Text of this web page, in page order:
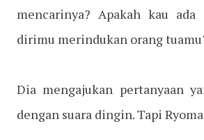
mencarinya? Apakah kau
dirimu merindukan orang
Dia mengajukan pertanyaan
dengan suara dingin. Tapi